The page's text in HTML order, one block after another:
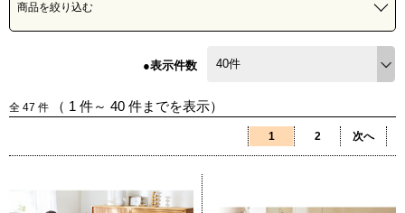
商品を絞り込む
●表示件数
全 47 件 （ 1 件～ 40 件までを表示）
1 2 次へ